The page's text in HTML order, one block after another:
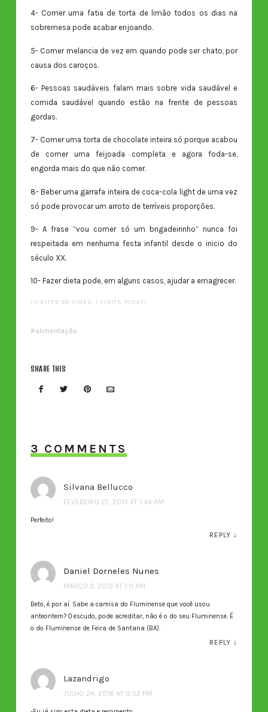
4- Comer uma fatia de torta de limão todos os dias na
sobremesa pode acabar enjoando.
5- Comer melancia de vez em quando pode ser chato, por
causa dos caroços.
6- Pessoas saudáveis falam mais sobre vida saudável e
comida saudável quando estão na frente de pessoas
gordas.
7- Comer uma torta de chocolate inteira só porque acabou
de comer uma feijoada completa e agora foda-se,
engorda mais do que não comer.
8- Beber uma garrafa inteira de coca-cola light de uma vez
só pode provocar um arroto de terríveis proporções.
9- A frase “vou comer só um brigadeirinho” nunca foi
respeitada em nenhuma festa infantil desde o inicio do
século XX.
10- Fazer dieta pode, em alguns casos, ajudar a emagrecer.
(VISITED 38 TIMES, 1 VISITS TODAY)
alimentação
SHARE THIS
3 COMMENTS
Silvana Bellucco
FEVEREIRO 27, 2013 AT 1:44 AM
Perfeito!
REPLY ↓
Daniel Dorneles Nunes
MARÇO 2, 2013 AT 1:11 AM
Beto, é por aí. Sabe a camisa do Fluminense que você usou
anteontem? O escudo, pode acreditar, não é o do seu Fluminense. É
o do Fluminense de Feira de Santana (BA).
REPLY ↓
Lazandrigo
JULHO 24, 2016 AT 9:52 PM